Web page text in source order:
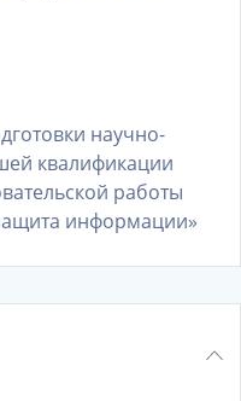
научно-
квалификации
работы
информации»